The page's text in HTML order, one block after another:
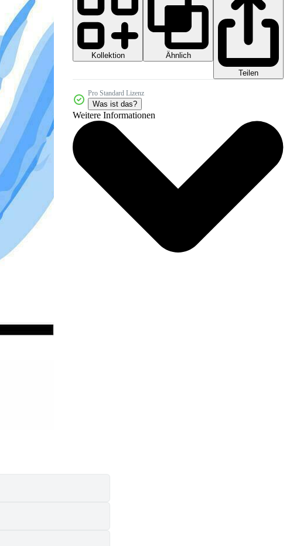
Kollektion
Ähnlich
Teilen
Pro Standard Lizenz
Was ist das?
Weitere Informationen